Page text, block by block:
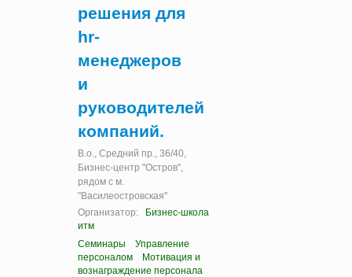
решения для
hr-
менеджеров
и
руководителей
компаний.
В.о., Cредний пр., 36/40,
Бизнес-центр "Остров",
рядом с м.
"Василеостровская"
Организатор:
Бизнес-школа
итм
Семинары
Управление
персоналом
Мотивация и
вознаграждение персонала